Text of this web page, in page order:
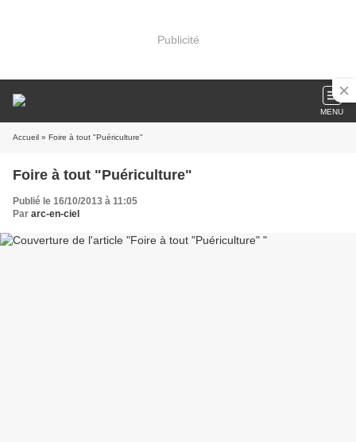
Publicité
MENU
Accueil » Foire à tout "Puériculture"
Foire à tout "Puériculture"
Publié le 16/10/2013 à 11:05
Par arc-en-ciel